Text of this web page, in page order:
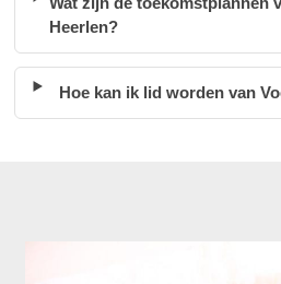
Heerlen?
Hoe kan ik lid worden van